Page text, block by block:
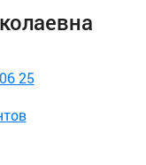
25